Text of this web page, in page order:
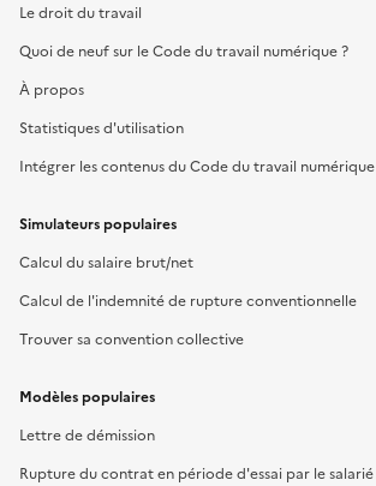
Le droit du travail
Quoi de neuf sur le Code du travail numérique ?
À propos
Statistiques d'utilisation
Intégrer les contenus du Code du travail numérique
Simulateurs populaires
Calcul du salaire brut/net
Calcul de l'indemnité de rupture conventionnelle
Trouver sa convention collective
Modèles populaires
Lettre de démission
Rupture du contrat en période d'essai par le salarié